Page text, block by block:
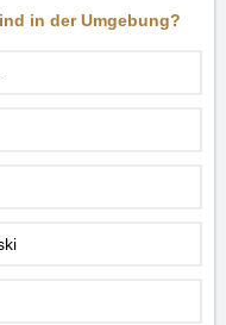
in der Umgebung?